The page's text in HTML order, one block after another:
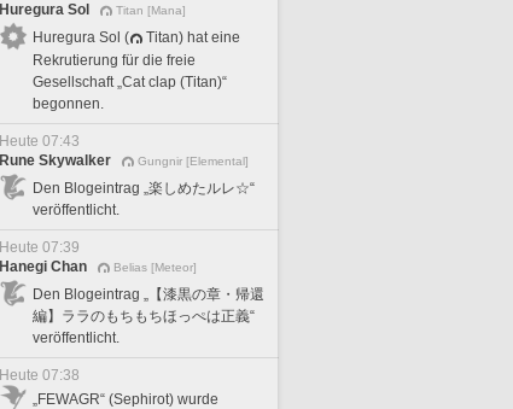
Huregura Sol
Titan [Mana]
Huregura Sol (
Titan) hat eine
Rekrutierung für die freie
Gesellschaft „Cat clap (Titan)“
begonnen.
Heute 07:43
Rune Skywalker
Gungnir [Elemental]
Den Blogeintrag „楽しめたルレ☆“
veröffentlicht.
Heute 07:39
Hanegi Chan
Belias [Meteor]
Den Blogeintrag „【漆黒の章・帰還
編】ララのもちもちほっぺは正義“
veröffentlicht.
Heute 07:38
„FEWAGR“ (Sephirot) wurde